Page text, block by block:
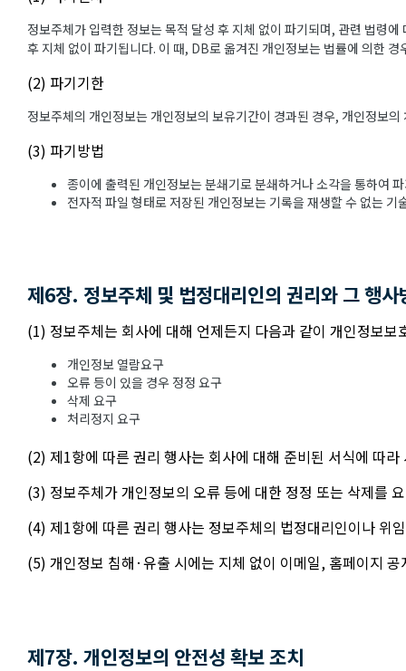
정보주체가 입력한 정보는 목적 달성 후 지체 없이 파기되며, 관련 법령
후 지체 없이 파기됩니다. 이 때, DB로 옮겨진 개인정보는 법률에 의한
(2) 파기기한
정보주체의 개인정보는 개인정보의 보유기간이 경과된 경우, 개인정보
(3) 파기방법
종이에 출력된 개인정보는 분쇄기로 분쇄하거나 소각을 통하여
전자적 파일 형태로 저장된 개인정보는 기록을 재생할 수 없는 기
제6장. 정보주체 및 법정대리인의 권리와 그 행사
(1) 정보주체는 회사에 대해 언제든지 다음과 같이 개인정보보
개인정보 열람요구
오류 등이 있을 경우 정정 요구
삭제 요구
처리정지 요구
(2) 제1항에 따른 권리 행사는 회사에 대해 준비된 서식에 따
(3) 정보주체가 개인정보의 오류 등에 대한 정정 또는 삭제를
(4) 제1항에 따른 권리 행사는 정보주체의 법정대리인이나 위
(5) 개인정보 침해·유출 시에는 지체 없이 이메일, 홈페이지
제7장. 개인정보의 안전성 확보 조치